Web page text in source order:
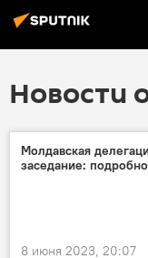
Новости
Молдавская
заседание:
8 июня 2023, 20:07